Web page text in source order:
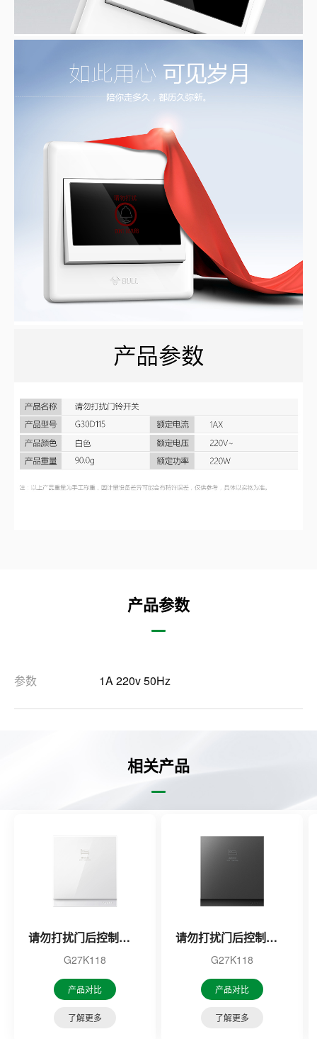
产品参数
参数 1A 220v 50Hz
相关产品
请勿打扰门后控制开关（白色）
G27K118
产品对比
了解更多
请勿打扰门后控制开关（黑色）
G27K118
产品对比
了解更多